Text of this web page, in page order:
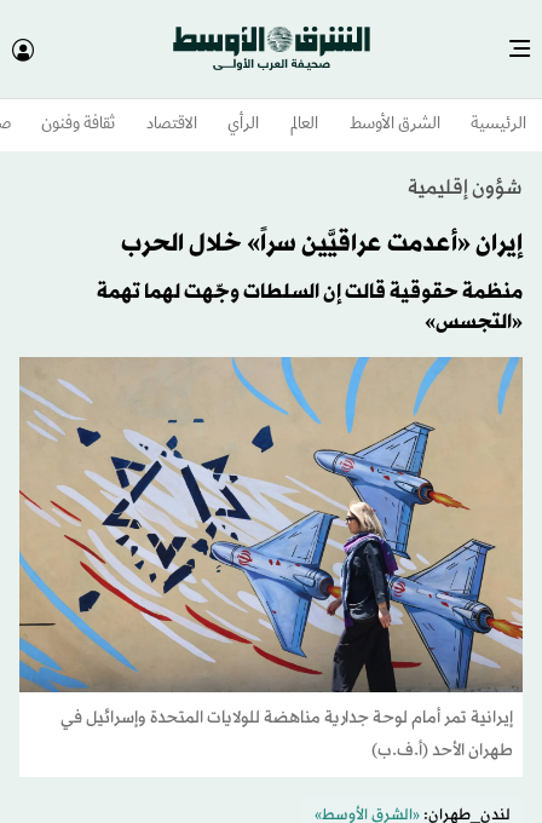
الرئيسية الشرق الأوسط​ العالم الرأي الاقتصاد ثقافة وفنون
شؤون إقليمية
إيران «أعدمت عراقيَّين سراً» خلال الحرب
منظمة حقوقية قالت إن السلطات وجّهت لهما تهمة
«التجسس»
إيرانية تمر أمام لوحة جدارية مناهضة للولايات المتحدة وإسرائيل في
طهران الأحد (أ.ف.ب)
لندن_طهران:«الشرق الأوسط»